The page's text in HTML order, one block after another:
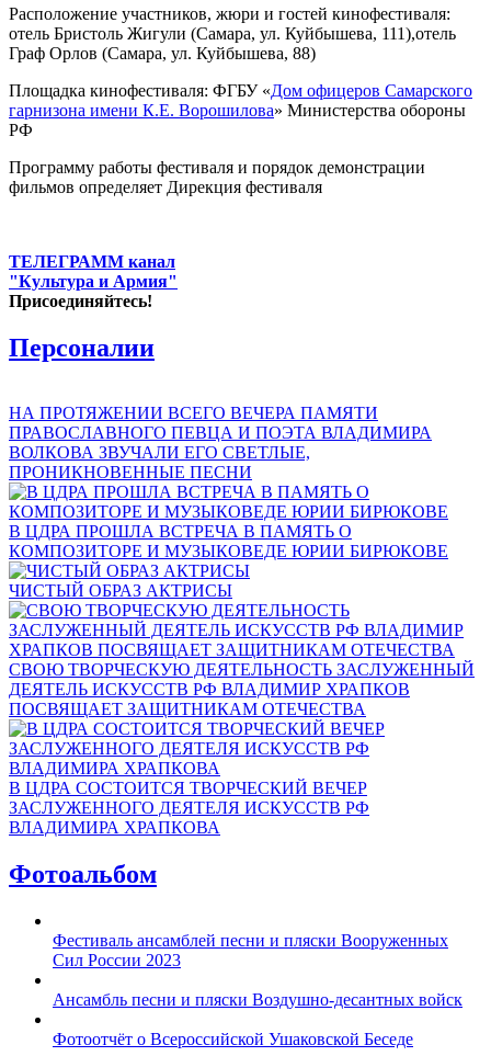
Расположение участников, жюри и гостей кинофестиваля:
отель Бристоль Жигули (Самара, ул. Куйбышева, 111),отель
Граф Орлов (Самара, ул. Куйбышева, 88)
Площадка кинофестиваля: ФГБУ «Дом офицеров Самарского
гарнизона имени К.Е. Ворошилова» Министерства обороны
РФ
Программу работы фестиваля и порядок демонстрации
фильмов определяет Дирекция фестиваля
ТЕЛЕГРАММ канал
"Культура и Армия"
Присоединяйтесь!
Персоналии
НА ПРОТЯЖЕНИИ ВСЕГО ВЕЧЕРА ПАМЯТИ
ПРАВОСЛАВНОГО ПЕВЦА И ПОЭТА ВЛАДИМИРА
ВОЛКОВА ЗВУЧАЛИ ЕГО СВЕТЛЫЕ,
ПРОНИКНОВЕННЫЕ ПЕСНИ
В ЦДРА ПРОШЛА ВСТРЕЧА В ПАМЯТЬ О
КОМПОЗИТОРЕ И МУЗЫКОВЕДЕ ЮРИИ БИРЮКОВЕ
ЧИСТЫЙ ОБРАЗ АКТРИСЫ
СВОЮ ТВОРЧЕСКУЮ ДЕЯТЕЛЬНОСТЬ ЗАСЛУЖЕННЫЙ
ДЕЯТЕЛЬ ИСКУССТВ РФ ВЛАДИМИР ХРАПКОВ
ПОСВЯЩАЕТ ЗАЩИТНИКАМ ОТЕЧЕСТВА
В ЦДРА СОСТОИТСЯ ТВОРЧЕСКИЙ ВЕЧЕР
ЗАСЛУЖЕННОГО ДЕЯТЕЛЯ ИСКУССТВ РФ
ВЛАДИМИРА ХРАПКОВА
Фотоальбом
Фестиваль ансамблей песни и пляски Вооруженных
Сил России 2023
Ансамбль песни и пляски Воздушно-десантных войск
Фотоотчёт о Всероссийской Ушаковской Беседе